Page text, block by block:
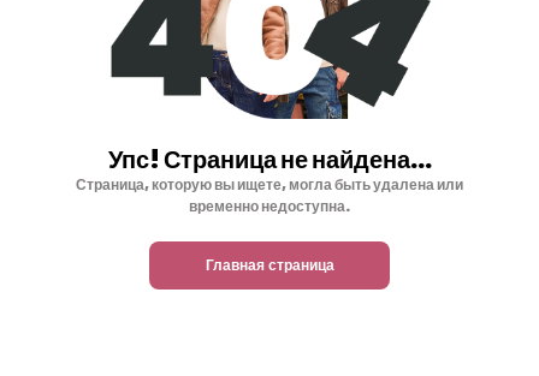
Упс! Страница не найдена...
Страница, которую вы ищете, могла быть удалена или
временно недоступна.
Главная страница